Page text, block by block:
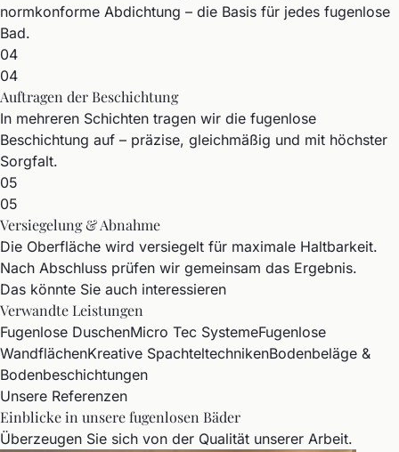
normkonforme Abdichtung – die Basis für jedes fugenlose
Bad.
04
04
Auftragen der Beschichtung
In mehreren Schichten tragen wir die fugenlose
Beschichtung auf – präzise, gleichmäßig und mit höchster
Sorgfalt.
05
05
Versiegelung & Abnahme
Die Oberfläche wird versiegelt für maximale Haltbarkeit.
Nach Abschluss prüfen wir gemeinsam das Ergebnis.
Das könnte Sie auch interessieren
Verwandte Leistungen
Fugenlose DuschenMicro Tec SystemeFugenlose
WandflächenKreative SpachteltechnikenBodenbeläge &
Bodenbeschichtungen
Unsere Referenzen
Einblicke in unsere fugenlosen Bäder
Überzeugen Sie sich von der Qualität unserer Arbeit.